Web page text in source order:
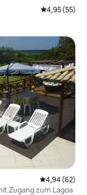
4,95 (55)
4,94 (62)
Zugang zum Lagoa